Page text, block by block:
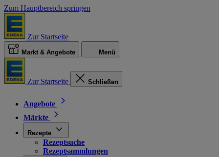
Zum Hauptbereich springen
Zur Startseite
Markt & Angebote Menü
Zur Startseite Schließen
Angebote
Märkte
Rezepte
Rezeptsuche
Rezeptsammlungen